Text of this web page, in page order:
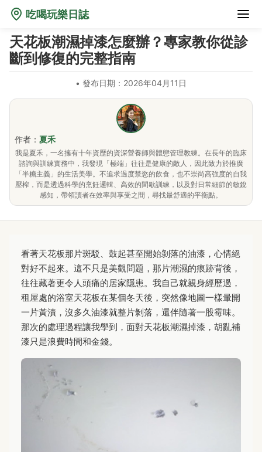
吃喝玩樂日誌
天花板潮濕掉漆怎麼辦？專家教你從診
斷到修復的完整指南
• 發布日期：2026年04月11日
作者： 夏禾
我是夏禾，一名擁有十年資歷的資深營養師與體態管理教練。在長年的臨床
諮詢與訓練實務中，我發現「極端」往往是健康的敵人，因此致力於推廣
「半糖主義」的生活美學。不追求過度禁慾的飲食，也不崇尚高強度的自我
壓榨，而是透過科學的烹飪邏輯、高效的間歇訓練，以及對日常細節的敏銳
感知，帶領讀者在效率與享受之間，尋找最舒適的平衡點。
看著天花板那片斑駁、鼓起甚至開始剝落的油漆，心情絕
對好不起來。這不只是美觀問題，那片潮濕的痕跡背後，
往往藏著更令人頭痛的居家隱患。我自己就親身經歷過，
租屋處的浴室天花板在某個冬天後，突然像地圖一樣暈開
一片黃漬，沒多久油漆就整片剝落，還伴隨著一股霉味。
那次的處理過程讓我學到，面對天花板潮濕掉漆，胡亂補
漆只是浪費時間和金錢。